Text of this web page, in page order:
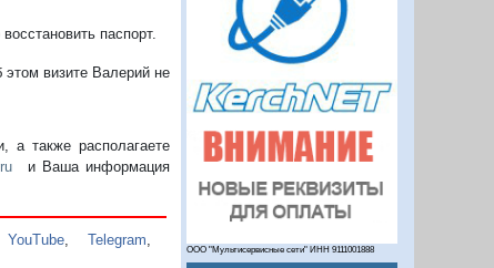
паспорт.
визите Валерий не
а также располагаете
и Ваша информация
YouTube ,Telegram
ООО "Мультисервисные сети" ИНН 9111001888